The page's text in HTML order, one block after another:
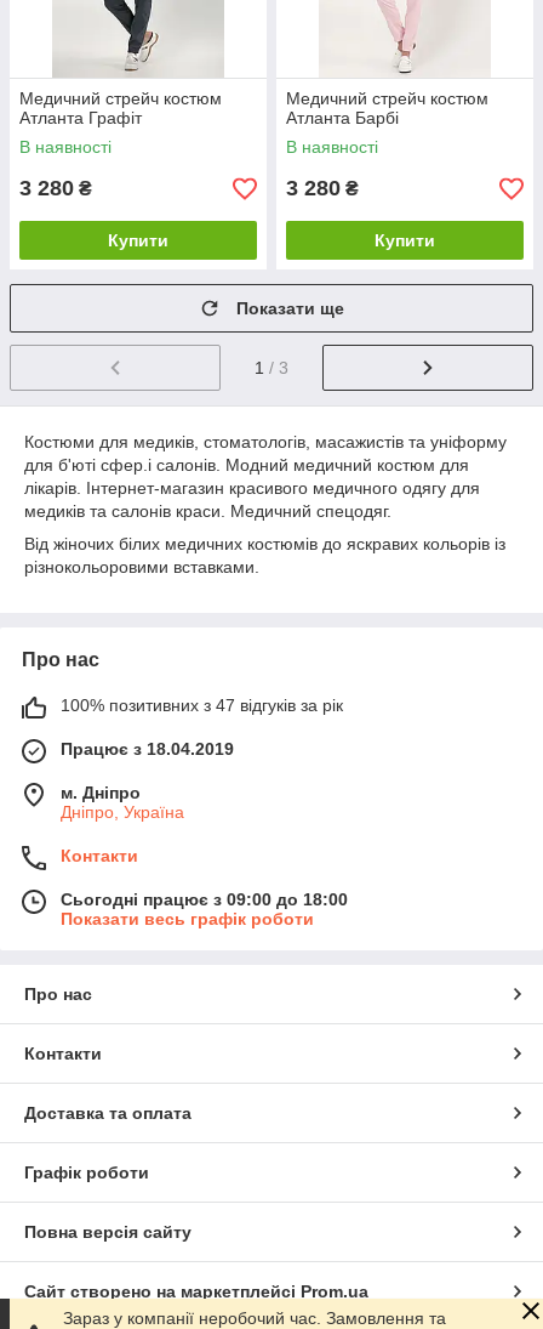
Медичний стрейч костюм
Атланта Графіт
В наявності
3 280 ₴
Купити
Медичний стрейч костюм
Атланта Барбі
В наявності
3 280 ₴
Купити
Показати ще
1 / 3
Костюми для медиків, стоматологів, масажистів та уніформу
для б'юті сфер.і салонів. Модний медичний костюм для
лікарів. Інтернет-магазин красивого медичного одягу для
медиків та салонів краси. Медичний спецодяг.
Від жіночих білих медичних костюмів до яскравих кольорів із
різнокольоровими вставками.
Про нас
100% позитивних з 47 відгуків за рік
Працює з 18.04.2019
м. Дніпро
Дніпро, Україна
Контакти
Сьогодні працює з 09:00 до 18:00
Показати весь графік роботи
Про нас
Контакти
Доставка та оплата
Графік роботи
Повна версія сайту
Сайт створено на маркетплейсі Prom.ua
Зараз у компанії неробочий час. Замовлення та